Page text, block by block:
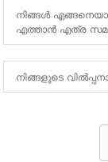
നിങ്ങൾ
എത്താൻ എത്ര
നിങ്ങളുടെ